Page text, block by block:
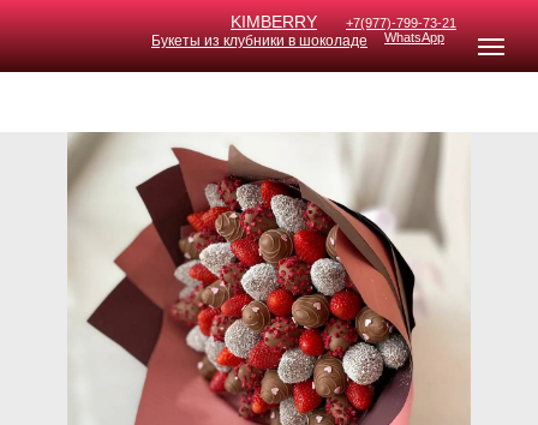
KIMBERRY
+7(977)-799-73-21
WhatsApp
Букеты из клубники в шоколаде